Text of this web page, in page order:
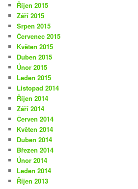
Říjen 2015
Září 2015
Srpen 2015
Červenec 2015
Květen 2015
Duben 2015
Únor 2015
Leden 2015
Listopad 2014
Říjen 2014
Září 2014
Červen 2014
Květen 2014
Duben 2014
Březen 2014
Únor 2014
Leden 2014
Říjen 2013